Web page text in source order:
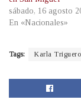
sábado, 16 agosto
En «Nacionales»
Tags: Karla